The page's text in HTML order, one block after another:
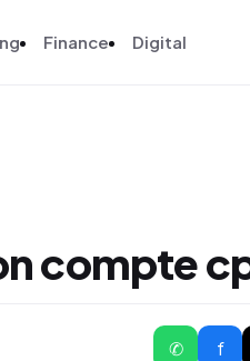
Finance Digital
compte
✆ f